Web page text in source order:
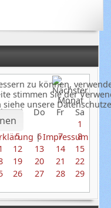
Mi Do Fr
Sa
1
5 6 7
8
12 13 14
15
19 20 21
22
26 27 28
29
zu können,
stimmen Sie der
unsere
|Impressum